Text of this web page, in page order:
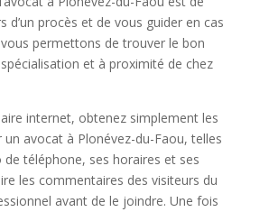
d’un procès et de vous guider en cas
permettons de trouver le bon
et à proximité de chez
internet, obtenez simplement les
avocat à Plonévez-du-Faou, telles
téléphone, ses horaires et ses
les commentaires des visiteurs du
avant de le joindre. Une fois